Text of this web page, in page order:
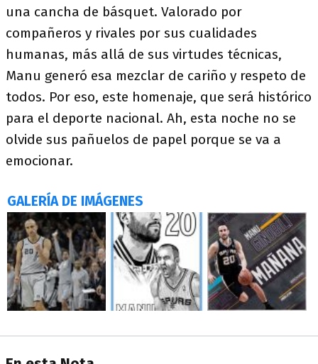
una cancha de básquet. Valorado por
compañeros y rivales por sus cualidades
humanas, más allá de sus virtudes técnicas,
Manu generó esa mezclar de cariño y respeto de
todos. Por eso, este homenaje, que será histórico
para el deporte nacional. Ah, esta noche no se
olvide sus pañuelos de papel porque se va a
emocionar.
GALERÍA DE IMÁGENES